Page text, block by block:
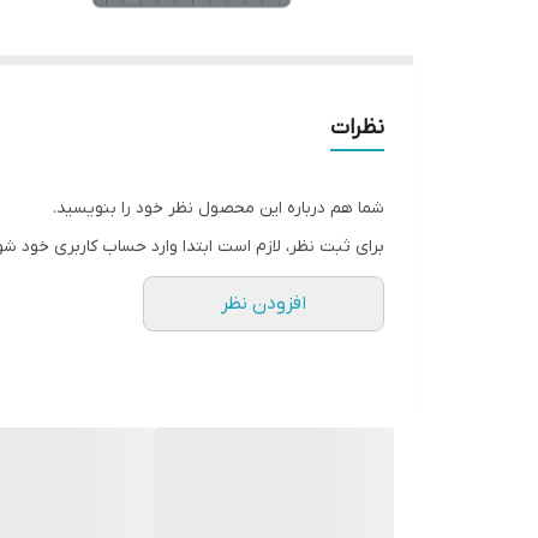
نظرات
شما هم درباره این محصول نظر خود را بنویسید.
برای ثبت نظر، لازم است ابتدا وارد حساب کاربری خود
افزودن نظر